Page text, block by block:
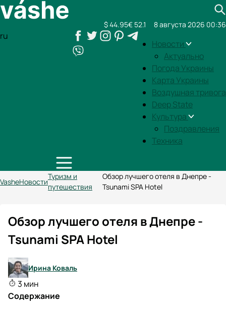
ru
Новости
Актуально
Погода Украины
Карта Украины
Воздушная тривога
Deep State
Культура
Поздравления
Техника
$ 44.95€ 52.1 8 августа 2026 00:36
VasheНовости
Туризм и
путешествия
Обзор лучшего отеля в Днепре -
Tsunami SPA Hotel
Обзор лучшего отеля в Днепре -
Tsunami SPA Hotel
Ирина Коваль
3 мин
Содержание